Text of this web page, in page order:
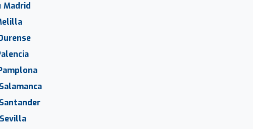
Madrid
Salamanca
Santander
Sevilla